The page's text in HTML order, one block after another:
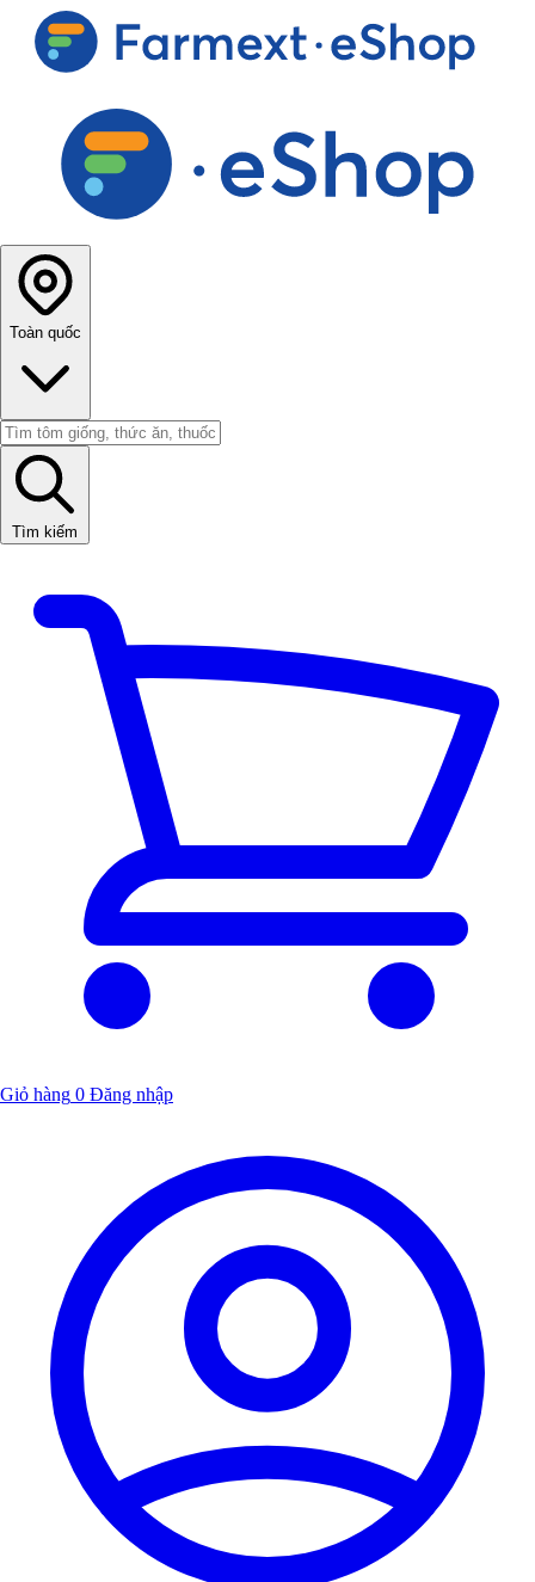
Toàn quốc
Tìm kiếm
Giỏ hàng 0 Đăng nhập